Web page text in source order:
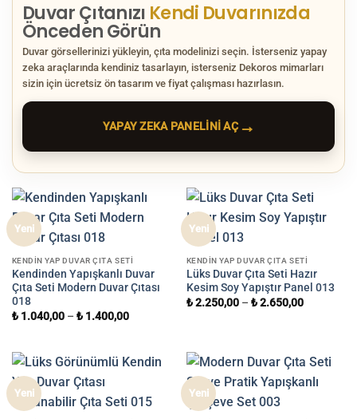
Duvar Çıtanızı Kendi Duvarınızda
Önceden Görün
Duvar görsellerinizi yükleyin, çıta modelinizi seçin. İsterseniz yapay
zeka araçlarında kendiniz tasarlayın, isterseniz Dekoros mimarları
sizin için ücretsiz ön tasarım ve fiyat çalışması hazırlasın.
YAPAY ZEKA PANELINI AÇ →
Yeni
KENDIN YAP DUVAR ÇITA SETI
Kendinden Yapışkanlı Duvar
Çıta Seti Modern Duvar Çıtası
018
₺1.040,00– ₺1.400,00
Yeni
KENDIN YAP DUVAR ÇITA SETI
Lüks Duvar Çıta Seti Hazır
Kesim Soy Yapıştır Panel 013
₺2.250,00– ₺2.650,00
Yeni Yeni